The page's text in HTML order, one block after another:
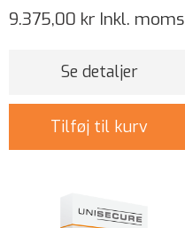
9.375,00 kr Inkl. moms
Se detaljer
Tilføj til kurv